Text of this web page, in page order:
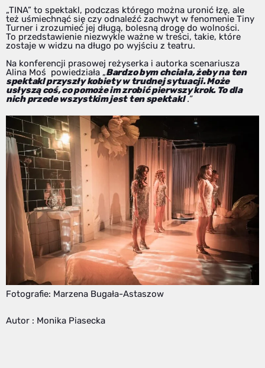
„TINA” to spektakl, podczas którego można uronić łzę, ale
też uśmiechnąć się czy odnaleźć zachwyt w fenomenie Tiny
Turner i zrozumieć jej długą, bolesną drogę do wolności.
To przedstawienie niezwykle ważne w treści, takie, które
zostaje w widzu na długo po wyjściu z teatru.
Na konferencji prasowej reżyserka i autorka scenariusza
Alina Moś powiedziała „Bardzo bym chciała, żeby na ten
spektakl przyszły kobiety w trudnej sytuacji. Może
usłyszą coś, co pomoże im zrobić pierwszy krok. To dla
nich przede wszystkim jest ten spektakl.”
Fotografie: Marzena Bugała-Astaszow
Autor : Monika Piasecka